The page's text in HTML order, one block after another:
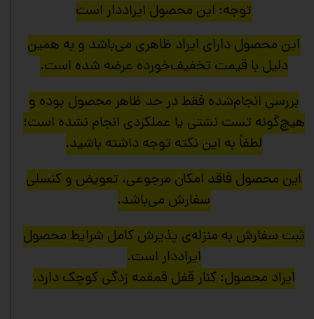
توجه: این محصول ایراددار است
این محصول دارای ایراد ظاهری می‌باشد و به همین
دلیل با قیمت تخفیف‌خورده عرضه شده است.
بررسی انجام‌شده فقط در حد ظاهر محصول بوده و
هیچ‌گونه تست نشتی یا عملکردی انجام نشده است؛
لطفاً به این نکته توجه داشته باشید.
این محصول فاقد امکان مرجوعی، تعویض و کنسلی
سفارش می‌باشد.
ثبت سفارش به منزله‌ی پذیرش کامل شرایط محصول
ایراددار است.
ایراد محصول: کنار قفل قمقمه زدگی کوچک دارد.